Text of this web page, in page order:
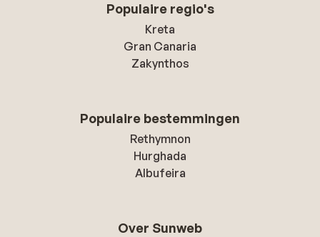
Populaire regio's
Kreta
Gran Canaria
Zakynthos
Populaire bestemmingen
Rethymnon
Hurghada
Albufeira
Over Sunweb